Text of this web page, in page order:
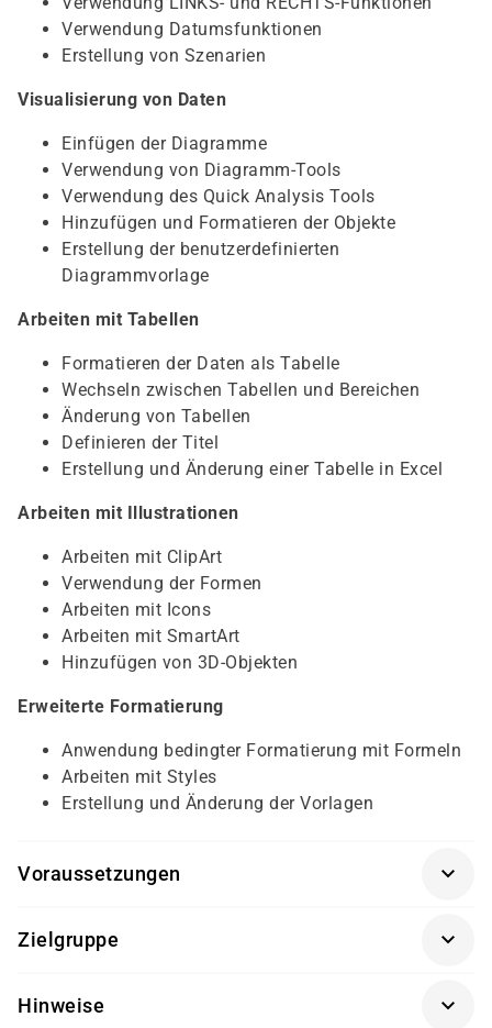
Verwendung Datumsfunktionen
Erstellung von Szenarien
Visualisierung von Daten
Einfügen der Diagramme
Verwendung von Diagramm-Tools
Verwendung des Quick Analysis Tools
Hinzufügen und Formatieren der Objekte
Erstellung der benutzerdefinierten
Diagrammvorlage
Arbeiten mit Tabellen
Formatieren der Daten als Tabelle
Wechseln zwischen Tabellen und Bereichen
Änderung von Tabellen
Definieren der Titel
Erstellung und Änderung einer Tabelle in Excel
Arbeiten mit Illustrationen
Arbeiten mit ClipArt
Verwendung der Formen
Arbeiten mit Icons
Arbeiten mit SmartArt
Hinzufügen von 3D-Objekten
Erweiterte Formatierung
Anwendung bedingter Formatierung mit Formeln
Arbeiten mit Styles
Erstellung und Änderung der Vorlagen
Voraussetzungen
Vorkenntnisse mitbringen:
Zielgruppe
den Funktionsumfang des Programms einsteigen
Hinweise